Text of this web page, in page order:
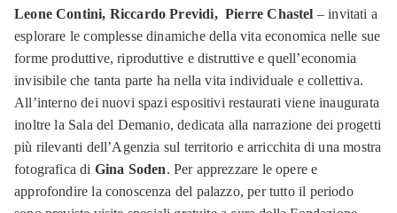
Leone Contini, Riccardo Previdi, Pierre Chastel – invitati a
esplorare le complesse dinamiche della vita economica nelle sue
forme produttive, riproduttive e distruttive e quell’economia
invisibile che tanta parte ha nella vita individuale e collettiva.
All’interno dei nuovi spazi espositivi restaurati viene inaugurata
inoltre la Sala del Demanio, dedicata alla narrazione dei progetti
più rilevanti dell’Agenzia sul territorio e arricchita di una mostra
fotografica di Gina Soden. Per apprezzare le opere e
approfondire la conoscenza del palazzo, per tutto il periodo